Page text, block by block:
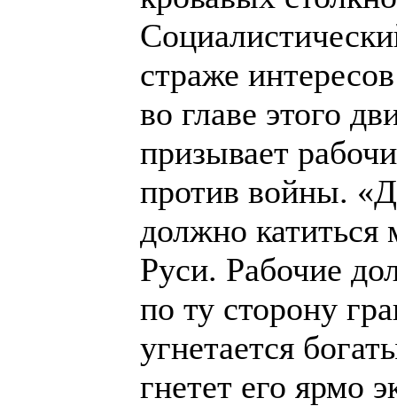
страже
во главе этого
призывает
против войны.
должно
Руси. Рабочие
по ту сторону
угнетается
гнетет его ярмо